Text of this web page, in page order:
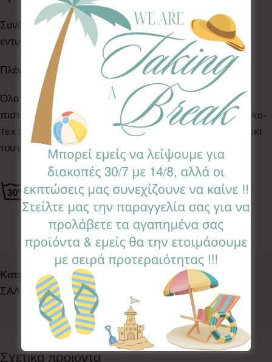
Συνδυάστε μεκλιπ πιπίλαςτης ίδιας σειράς και
εντυπωσιάστε!
Πλένονται στο πλυντήριο ρούχων στους 30°C.
Όλα τα Υφάσματα της συλλογής μας είναι ελεγμένα &
πιστοποιημένα για βλαβερές ουσίες σύμφωνα με το Oeko-
Tex Standard 100, κατάλληλα για το ευαίσθητο δερματάκι
του μωρού σας.
Κωδικός προϊόντος:BIB-DRG
Κατηγορίες:
ACCESSORIES LETS EAT, LETS WALK
ΣΑΛΙΑΡΕΣ, ΣΑΛΙΑΡΕΣ
Ετικέτα:
Follow:
Σχετικά προϊόντα